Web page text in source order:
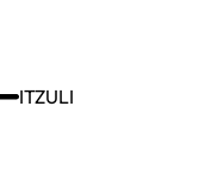
ITZULI